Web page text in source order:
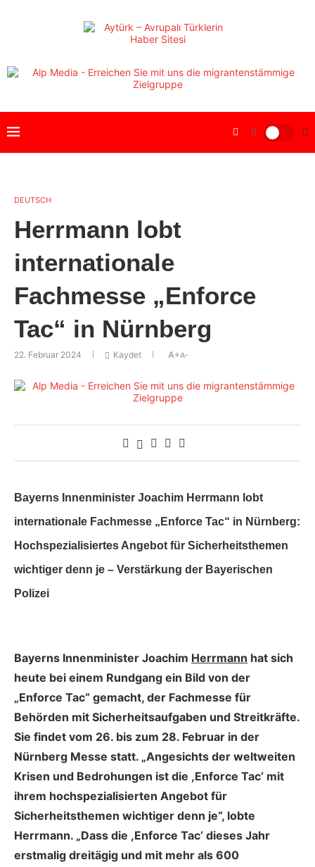
DEUTSCH
Herrmann lobt
internationale
Fachmesse „Enforce
Tac“ in Nürnberg
22. Februar 2024 Kaydet A+A-
Bayerns Innenminister Joachim Herrmann lobt
internationale Fachmesse „Enforce Tac“ in Nürnberg:
Hochspezialisiertes Angebot für Sicherheitsthemen
wichtiger denn je – Verstärkung der Bayerischen
Polizei
Bayerns Innenminister Joachim Herrmann hat sich
heute bei einem Rundgang ein Bild von der
„Enforce Tac“ gemacht, der Fachmesse für
Behörden mit Sicherheitsaufgaben und Streitkräfte.
Sie findet vom 26. bis zum 28. Februar in der
Nürnberg Messe statt. „Angesichts der weltweiten
Krisen und Bedrohungen ist die ,Enforce Tac‘ mit
ihrem hochspezialisierten Angebot für
Sicherheitsthemen wichtiger denn je“, lobte
Herrmann. „Dass die ,Enforce Tac‘ dieses Jahr
erstmalig dreitägig und mit mehr als 600